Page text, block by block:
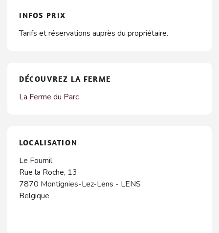
INFOS PRIX
Tarifs et réservations auprès du propriétaire.
DÉCOUVREZ LA FERME
La Ferme du Parc
LOCALISATION
Le Fournil
Rue la Roche, 13
7870 Montignies-Lez-Lens - LENS
Belgique